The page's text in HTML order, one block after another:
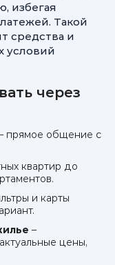
избегая
Такой
средства и
условий
через
прямое общение с
квартир до
и карты
–
цены,